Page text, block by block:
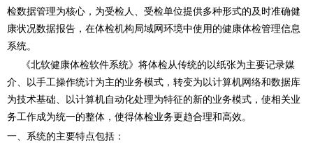
检数据管理为核心，为受检人、受检单位提供多种形式的及时准确健
康状况数据报告，在体检机构局域网环境中使用的健康体检管理信息
系统。
《北软健康体检软件系统》将体检从传统的以纸张为主要记录媒
介、以手工操作统计为主的业务模式，转变为以计算机网络和数据库
为技术基础、以计算机自动化处理为特征的新的业务模式，使相关业
务工作成为统一的整体，使得体检业务更趋合理和高效。
一、系统的主要特点包括：